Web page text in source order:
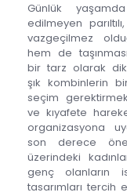
Günlük
edilmeyen
vazgeçilmez
hem de
bir tarz olarak
şık kombinlerin
seçim
ve kıyafete
organizasyona
son derece
üzerindeki
genç olanların
tasarımları tercih